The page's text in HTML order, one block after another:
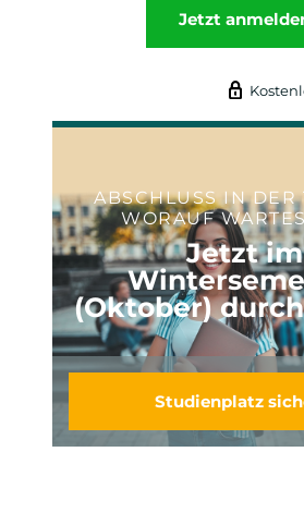
Jetzt
ABSCHLUSS IN DER
WORAUF
Jetzt im
(Oktober)
Studienplatz